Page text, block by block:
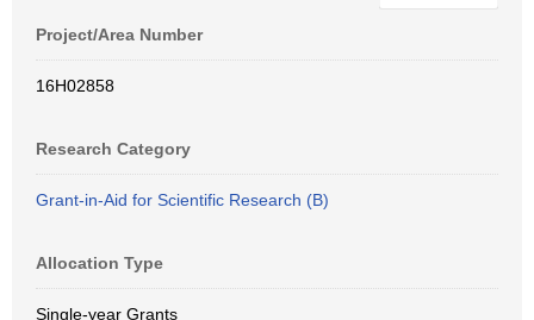
Project/Area Number
16H02858
Research Category
Grant-in-Aid for Scientific Research (B)
Allocation Type
Single-year Grants